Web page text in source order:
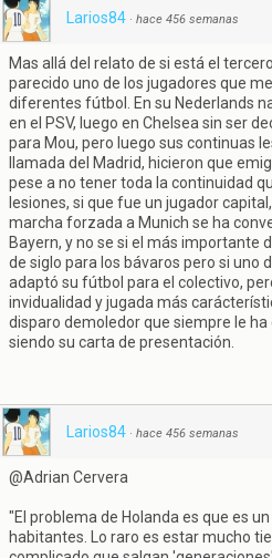
Larios84 · hace 456 semanas
Mas allá del relato de si está el
parecido uno de los jugadores que
diferentes fútbol. En su Nederlands
en el PSV, luego en Chelsea sin ser
para Mou, pero luego sus continuas
llamada del Madrid, hicieron que
pese a no tener toda la continuidad
lesiones, si que fue un jugador
marcha forzada a Munich se ha
Bayern, y no se si el más importante
de siglo para los bávaros pero si uno
adaptó su fútbol para el colectivo,
invidualidad y jugada más
disparo demoledor que siempre le
siendo su carta de presentación.
Larios84 · hace 456 semanas
@Adrian Cervera
"El problema de Holanda es que es
habitantes. Lo raro es estar mucho